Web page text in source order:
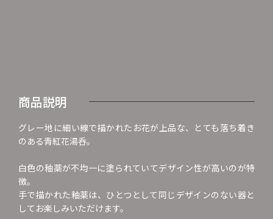
商品説明
グレー地に細い線で描かれたお花が上品な、とても落ち着き
のある青紅花湯呑。
白色の釉薬が不均一に塗られていてデザイン性が高いのが特
徴。
手で描かれた釉薬は、ひとつとして同じデザインのない器と
してお楽しみいただけます。